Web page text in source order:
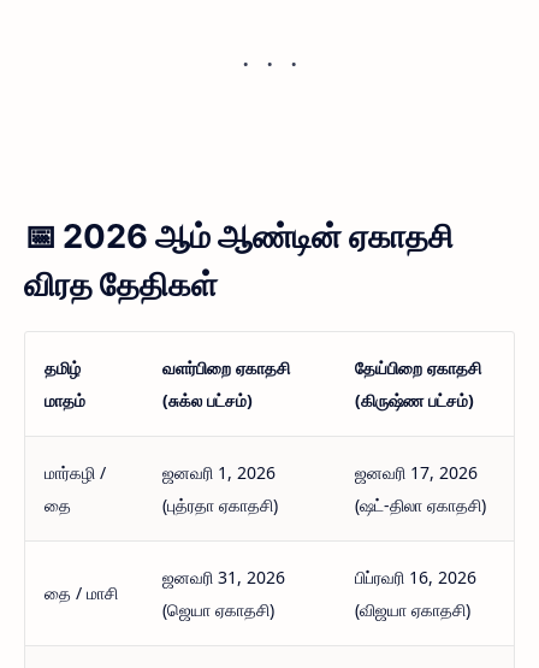
📅 2026 ஆம் ஆண்டின் ஏகாதசி
விரத தேதிகள்
தமிழ்
மாதம்
வளர்பிறை ஏகாதசி
(சுக்ல பட்சம்)
தேய்பிறை ஏகாதசி
(கிருஷ்ண பட்சம்)
மார்கழி /
தை
ஜனவரி 1, 2026
(புத்ரதா ஏகாதசி)
ஜனவரி 17, 2026
(ஷட்-திலா ஏகாதசி)
தை / மாசி
ஜனவரி 31, 2026
(ஜெயா ஏகாதசி)
பிப்ரவரி 16, 2026
(விஜயா ஏகாதசி)